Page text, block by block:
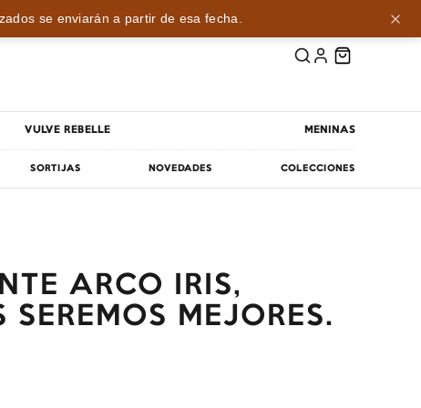
se enviarán a partir de esa fecha.
VULVE REBELLE MENINAS
SORTIJAS NOVEDADES COLECCIONES
ARCO IRIS,
SEREMOS MEJORES.